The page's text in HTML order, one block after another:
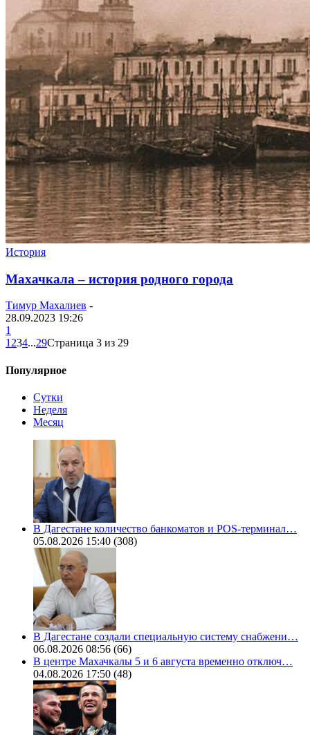
История
Махачкала – история родного города
Тимур Махалиев -
28.09.2023 19:26
1
1 234...29Страница 3 из 29
Популярное
Сутки
Неделя
Месяц
В Дагестане количество банкоматов и POS-терминал…
05.08.2026 15:40 (308)
В Дагестане создали специальную систему снабжени…
06.08.2026 08:56 (66)
В центре Махачкалы 5 и 6 августа временно отключ…
04.08.2026 17:50 (48)